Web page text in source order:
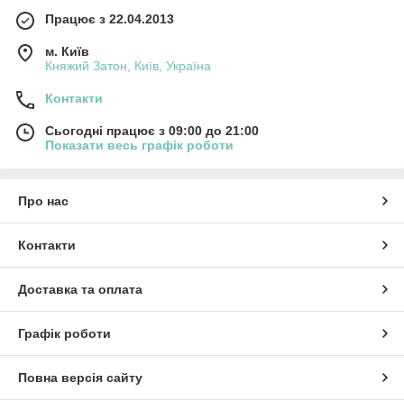
Працює з 22.04.2013
м. Київ
Княжий Затон, Київ, Україна
Контакти
Сьогодні працює з 09:00 до 21:00
Показати весь графік роботи
Про нас
Контакти
Доставка та оплата
Графік роботи
Повна версія сайту